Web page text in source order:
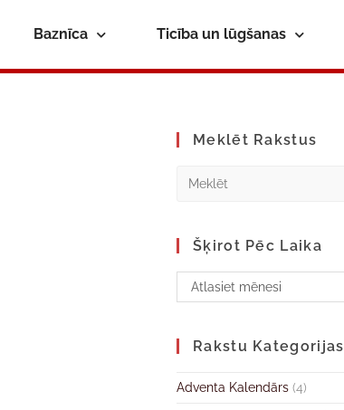
Baznīca Ticība un lūgšanas
Meklēt Rakstus
Šķirot Pēc Laika
Atlasiet mēnesi
Rakstu Kategorijas
Adventa Kalendārs (4)